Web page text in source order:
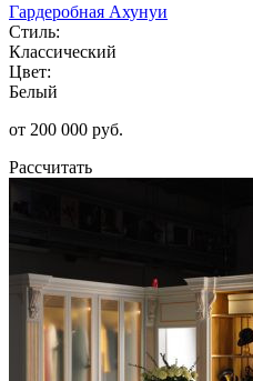
Гардеробная Ахунуи
Стиль:
Классический
Цвет:
Белый
от 200 000 руб.
Рассчитать